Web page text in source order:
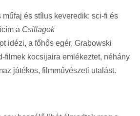
műfaj és stílus keveredik: sci-fi és
a Csillagok
idézi, a főhős egér, Grabowski
filmek kocsijaira emlékeztet, néhány
játékos, filmművészeti utalást.